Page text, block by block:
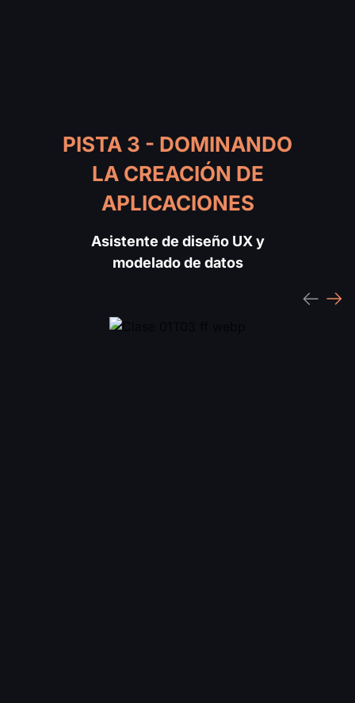
PISTA 3 - DOMINANDO
LA CREACIÓN DE
APLICACIONES
Asistente de diseño UX y
modelado de datos